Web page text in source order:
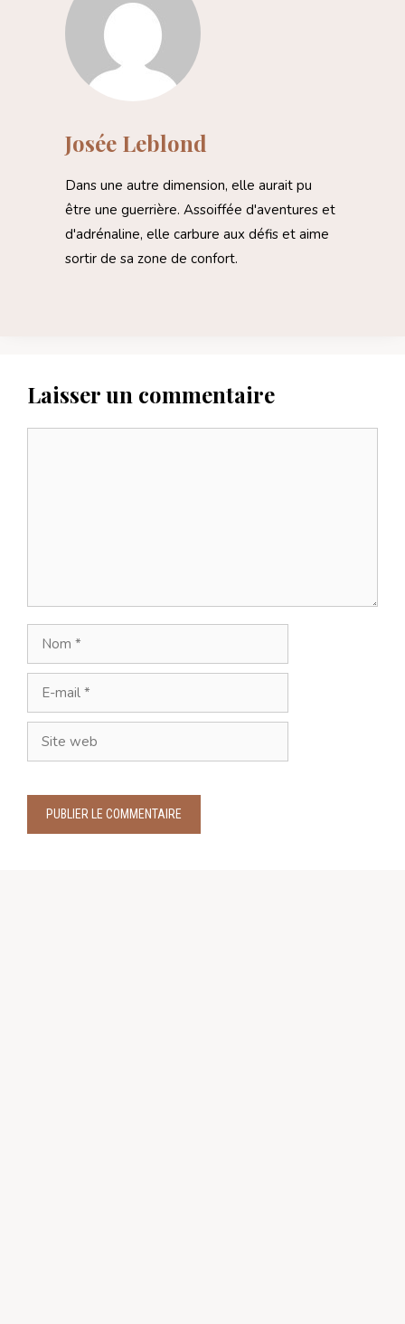
Josée Leblond
Dans une autre dimension, elle aurait pu
être une guerrière. Assoiffée d'aventures et
d'adrénaline, elle carbure aux défis et aime
sortir de sa zone de confort.
Laisser un commentaire
Nom
mail
Site
web